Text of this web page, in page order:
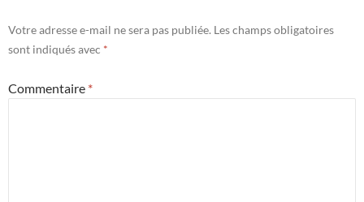
Votre adresse e-mail ne sera pas publiée. Les champs obligatoires
sont indiqués avec *
Commentaire *